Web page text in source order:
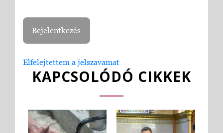
Elfelejtettem a jelszavamat
KAPCSOLÓDÓ CIKKEK